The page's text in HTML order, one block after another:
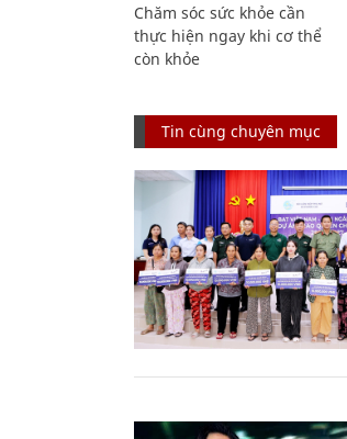
Chăm sóc sức khỏe cần
thực hiện ngay khi cơ thể
còn khỏe
Tin cùng chuyên mục